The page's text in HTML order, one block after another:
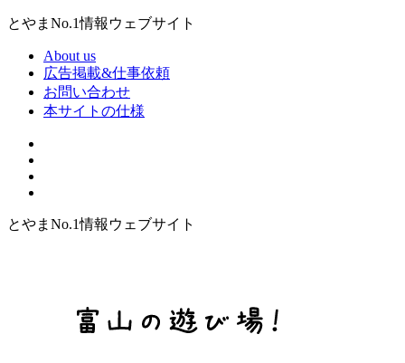
とやまNo.1情報ウェブサイト
About us
広告掲載&仕事依頼
お問い合わせ
本サイトの仕様
とやまNo.1情報ウェブサイト